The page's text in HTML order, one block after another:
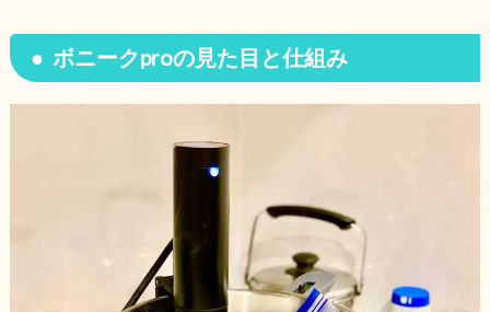
ボニークproの見た目と仕組み